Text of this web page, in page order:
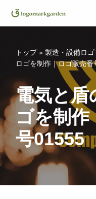
コ
ス
トップ» 製造・設備ロ
ロゴを制作｜ロゴ販売番
電気と盾
ゴを制作
号01555